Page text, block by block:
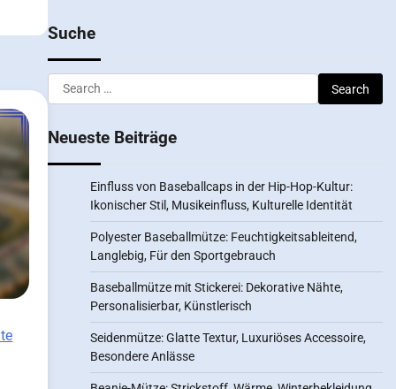
Suche
Search
for:
Neueste Beiträge
Einfluss von Baseballcaps in der Hip-Hop-Kultur:
Ikonischer Stil, Musikeinfluss, Kulturelle Identität
Polyester Baseballmütze: Feuchtigkeitsableitend,
Langlebig, Für den Sportgebrauch
Baseballmütze mit Stickerei: Dekorative Nähte,
Personalisierbar, Künstlerisch
Seidenmütze: Glatte Textur, Luxuriöses Accessoire,
Besondere Anlässe